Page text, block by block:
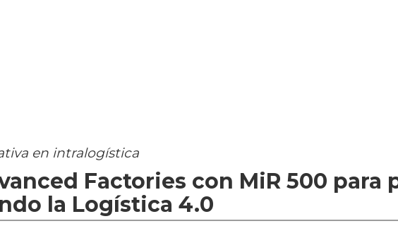
en intralogística
Factories con MiR 500 para
la Logística 4.0